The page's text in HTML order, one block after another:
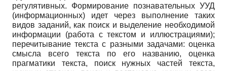
регулятивных. Формирование познавательных УУД
(информационных) идет через выполнение таких
видов заданий, как поиск и выделение необходимой
информации (работа с текстом и иллюстрациями);
перечитывание текста с разными задачами: оценка
смысла всего текста по его названию, оценка
прагматики текста, поиск нужных частей текста,